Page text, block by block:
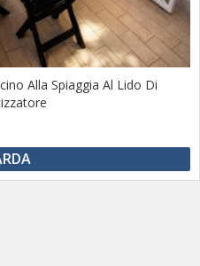
Alla Spiaggia Al Lido Di